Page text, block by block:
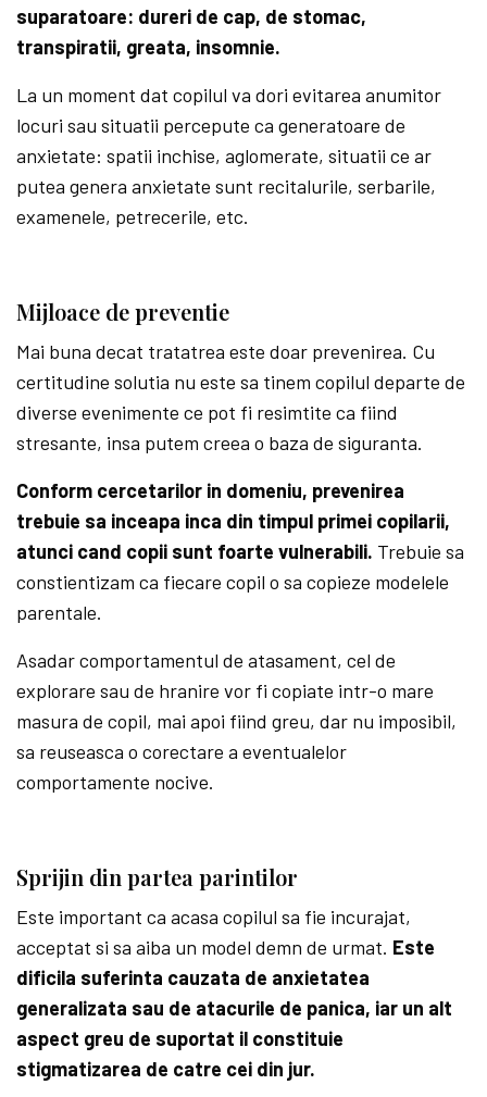
suparatoare: dureri de cap, de stomac,
transpiratii, greata, insomnie.
La un moment dat copilul va dori evitarea anumitor
locuri sau situatii percepute ca generatoare de
anxietate: spatii inchise, aglomerate, situatii ce ar
putea genera anxietate sunt recitalurile, serbarile,
examenele, petrecerile, etc.
Mijloace de preventie
Mai buna decat tratatrea este doar prevenirea. Cu
certitudine solutia nu este sa tinem copilul departe de
diverse evenimente ce pot fi resimtite ca fiind
stresante, insa putem creea o baza de siguranta.
Conform cercetarilor in domeniu, prevenirea
trebuie sa inceapa inca din timpul primei copilarii,
atunci cand copii sunt foarte vulnerabili. Trebuie sa
constientizam ca fiecare copil o sa copieze modelele
parentale.
Asadar comportamentul de atasament, cel de
explorare sau de hranire vor fi copiate intr-o mare
masura de copil, mai apoi fiind greu, dar nu imposibil,
sa reuseasca o corectare a eventualelor
comportamente nocive.
Sprijin din partea parintilor
Este important ca acasa copilul sa fie incurajat,
acceptat si sa aiba un model demn de urmat. Este
dificila suferinta cauzata de anxietatea
generalizata sau de atacurile de panica, iar un alt
aspect greu de suportat il constituie
stigmatizarea de catre cei din jur.